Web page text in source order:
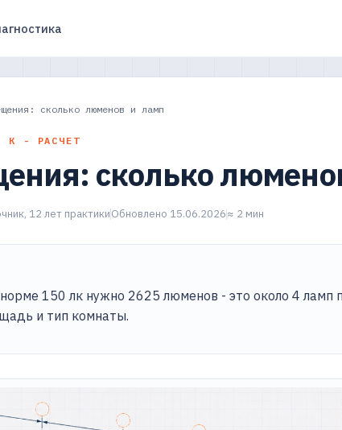
сколько люменов и ламп
К - РАСЧЕТ
сколько
12 лет практикиОбновлено 15.06.2026≈ 2 мин
150 лк нужно 2625 люменов - это около 4 ламп
и тип комнаты.